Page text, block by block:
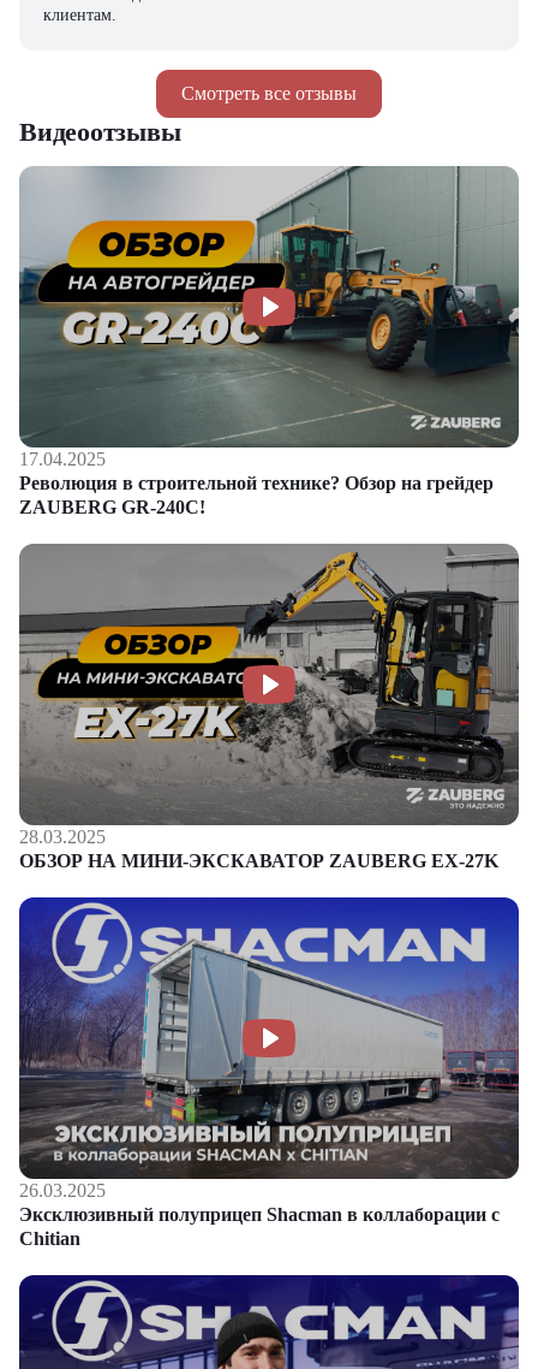
Смотреть все отзывы
клиентам.
Видеоотзывы
17.04.2025
Революция в строительной технике? Обзор на грейдер
ZAUBERG GR-240C!
28.03.2025
ОБЗОР НА МИНИ-ЭКСКАВАТОР ZAUBERG EX-27K
26.03.2025
Эксклюзивный полуприцеп Shacman в коллаборации с
Chitian